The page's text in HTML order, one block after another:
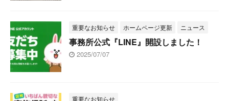
重要なお知らせ ホームページ更新 ニュース
事務所公式『LINE』開設しました！
2025/07/07
重要なお知らせ